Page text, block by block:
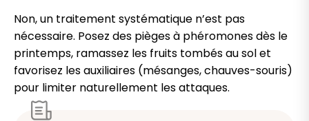
Non, un traitement systématique n’est pas
nécessaire. Posez des pièges à phéromones dès le
printemps, ramassez les fruits tombés au sol et
favorisez les auxiliaires (mésanges, chauves-souris)
pour limiter naturellement les attaques.